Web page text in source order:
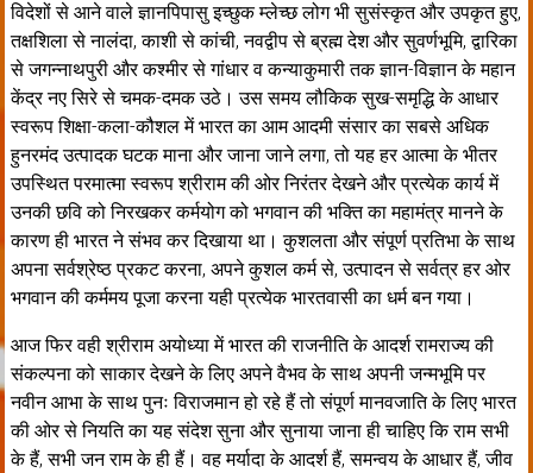
विदेशों से आने वाले ज्ञानपिपासु इच्छुक म्लेच्छ लोग भी सुसंस्कृत और उपकृत हुए,
तक्षशिला से नालंदा, काशी से कांची, नवद्वीप से ब्रह्म देश और सुवर्णभूमि, द्वारिका
से जगन्नाथपुरी और कश्मीर से गांधार व कन्याकुमारी तक ज्ञान-विज्ञान के महान
केंद्र नए सिरे से चमक-दमक उठे। उस समय लौकिक सुख-समृद्धि के आधार
स्वरूप शिक्षा-कला-कौशल में भारत का आम आदमी संसार का सबसे अधिक
हुनरमंद उत्पादक घटक माना और जाना जाने लगा, तो यह हर आत्मा के भीतर
उपस्थित परमात्मा स्वरूप श्रीराम की ओर निरंतर देखने और प्रत्येक कार्य में
उनकी छवि को निरखकर कर्मयोग को भगवान की भक्ति का महामंत्र मानने के
कारण ही भारत ने संभव कर दिखाया था। कुशलता और संपूर्ण प्रतिभा के साथ
अपना सर्वश्रेष्ठ प्रकट करना, अपने कुशल कर्म से, उत्पादन से सर्वत्र हर ओर
भगवान की कर्ममय पूजा करना यही प्रत्येक भारतवासी का धर्म बन गया।
आज फिर वही श्रीराम अयोध्या में भारत की राजनीति के आदर्श रामराज्य की
संकल्पना को साकार देखने के लिए अपने वैभव के साथ अपनी जन्मभूमि पर
नवीन आभा के साथ पुनः विराजमान हो रहे हैं तो संपूर्ण मानवजाति के लिए भारत
की ओर से नियति का यह संदेश सुना और सुनाया जाना ही चाहिए कि राम सभी
के हैं, सभी जन राम के ही हैं। वह मर्यादा के आदर्श हैं, समन्वय के आधार हैं, जीव